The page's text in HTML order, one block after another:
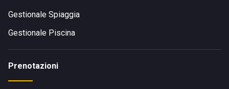
Gestionale Spiaggia
Gestionale Piscina
Prenotazioni